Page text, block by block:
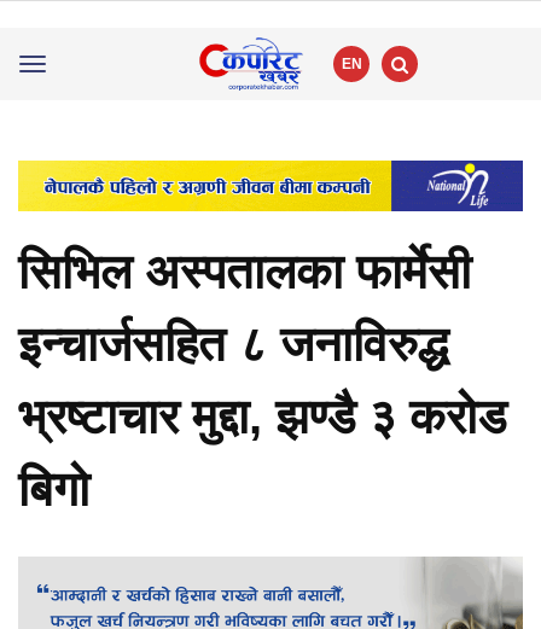
Toggle
EN
सिभिल अस्पतालका फार्मेसी
इन्चार्जसहित ८ जनाविरुद्ध
भ्रष्टाचार मुद्दा, झण्डै ३ करोड
बिगो